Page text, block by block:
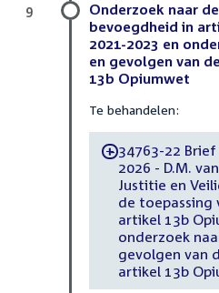
Onderzoek naar
bevoegdheid in
2021-2023 en
en gevolgen van
13b Opiumwet
Te behandelen:
-34763-22
2026 - D.M.
Justitie en
de toepassing
artikel 13b
onderzoek
gevolgen van
artikel 13b
9